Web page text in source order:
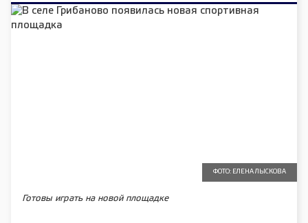
ФОТО: ЕЛЕНА ЛЫСКОВА
Готовы играть на новой площадке